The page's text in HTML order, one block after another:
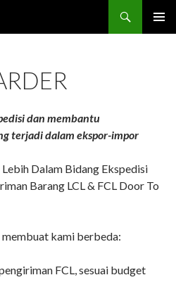
dan membantu
terjadi dalam ekspor-impor
Dalam Bidang Ekspedisi
Barang LCL & FCL Door To
kami berbeda:
FCL, sesuai budget